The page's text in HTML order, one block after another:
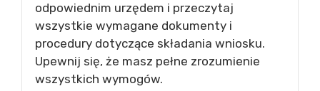
odpowiednim urzędem i przeczytaj
wszystkie wymagane dokumenty i
procedury dotyczące składania wniosku.
Upewnij się, że masz pełne zrozumienie
wszystkich wymogów.